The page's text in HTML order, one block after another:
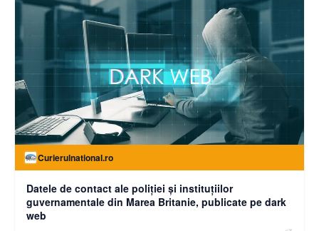
Curierulnational.ro
Datele de contact ale poliției și instituțiilor
guvernamentale din Marea Britanie, publicate pe dark
web